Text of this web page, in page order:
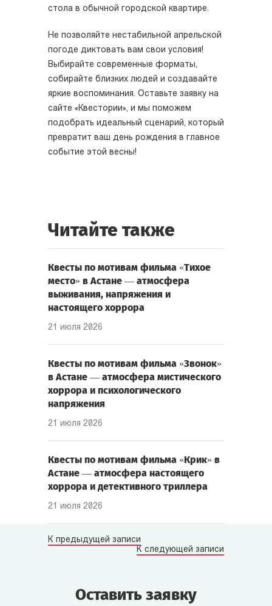
стола в обычной городской квартире.
Не позволяйте нестабильной апрельской
погоде диктовать вам свои условия!
Выбирайте современные форматы,
собирайте близких людей и создавайте
яркие воспоминания. Оставьте заявку на
сайте «Квестории», и мы поможем
подобрать идеальный сценарий, который
превратит ваш день рождения в главное
событие этой весны!
Читайте также
Квесты по мотивам фильма «Тихое
место» в Астане — атмосфера
выживания, напряжения и
настоящего хоррора
21 июля 2026
Квесты по мотивам фильма «Звонок»
в Астане — атмосфера мистического
хоррора и психологического
напряжения
21 июля 2026
Квесты по мотивам фильма «Крик» в
Астане — атмосфера настоящего
хоррора и детективного триллера
21 июля 2026
К предыдущей записи
К следующей записи
Оставить заявку